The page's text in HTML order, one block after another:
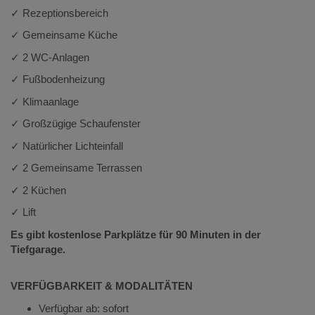
✓ Rezeptionsbereich
✓ Gemeinsame Küche
✓ 2 WC-Anlagen
✓ Fußbodenheizung
✓ Klimaanlage
✓ Großzügige Schaufenster
✓ Natürlicher Lichteinfall
✓ 2 Gemeinsame Terrassen
✓ 2 Küchen
✓ Lift
Es gibt kostenlose Parkplätze für 90 Minuten in der
Tiefgarage.
VERFÜGBARKEIT & MODALITÄTEN
Verfügbar ab: sofort